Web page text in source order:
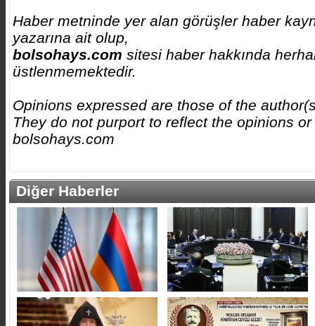
Haber metninde yer alan görüşler haber
yazarına ait olup,
bolsohays.com sitesi haber hakkında
üstlenmemektedir.
Opinions expressed are those of the
They do not purport to reflect the opinions
bolsohays.com
Diğer Haberler